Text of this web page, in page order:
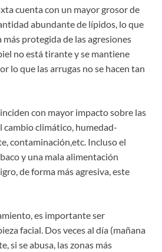
cuenta con un mayor grosor de
abundante de lípidos, lo que
más protegida de las agresiones
no está tirante y se mantiene
lo que las arrugas no se hacen tan
con mayor impacto sobre las
cambio climático, humedad-
contaminación,etc. Incluso el
y una mala alimentación
de forma más agresiva, este
es importante ser
facial. Dos veces al día (mañana
si se abusa, las zonas más